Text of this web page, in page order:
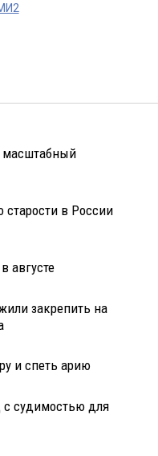
масштабный
в России
августе
закрепить на
и спеть арию
с судимостью для